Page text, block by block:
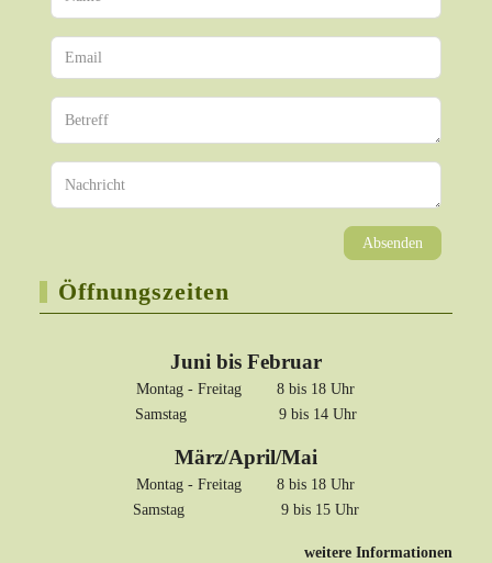
Absenden
Öffnungszeiten
Juni bis Februar
Montag - Freitag 8 bis 18 Uhr
Samstag 9 bis 14 Uhr
März/April/Mai
Montag - Freitag 8 bis 18 Uhr
Samstag 9 bis 15 Uhr
weitere Informationen